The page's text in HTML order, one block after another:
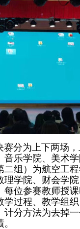
分为上下两场
乐学院、美术
组）为航空工
学院、财会学
位参赛教师授
过程、教学组
分方法为去掉